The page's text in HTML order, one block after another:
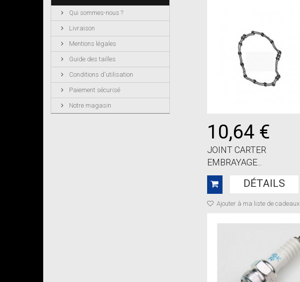
Qui sommes-nous ?
Livraison
Mentions légales
Guide des tailles
Conditions d'utilisation
Paiement sécurisé
Notre magasin
10,64 €
JOINT CARTER
EMBRAYAGE...
DÉTAILS
Ajouter à ma liste de cadeaux